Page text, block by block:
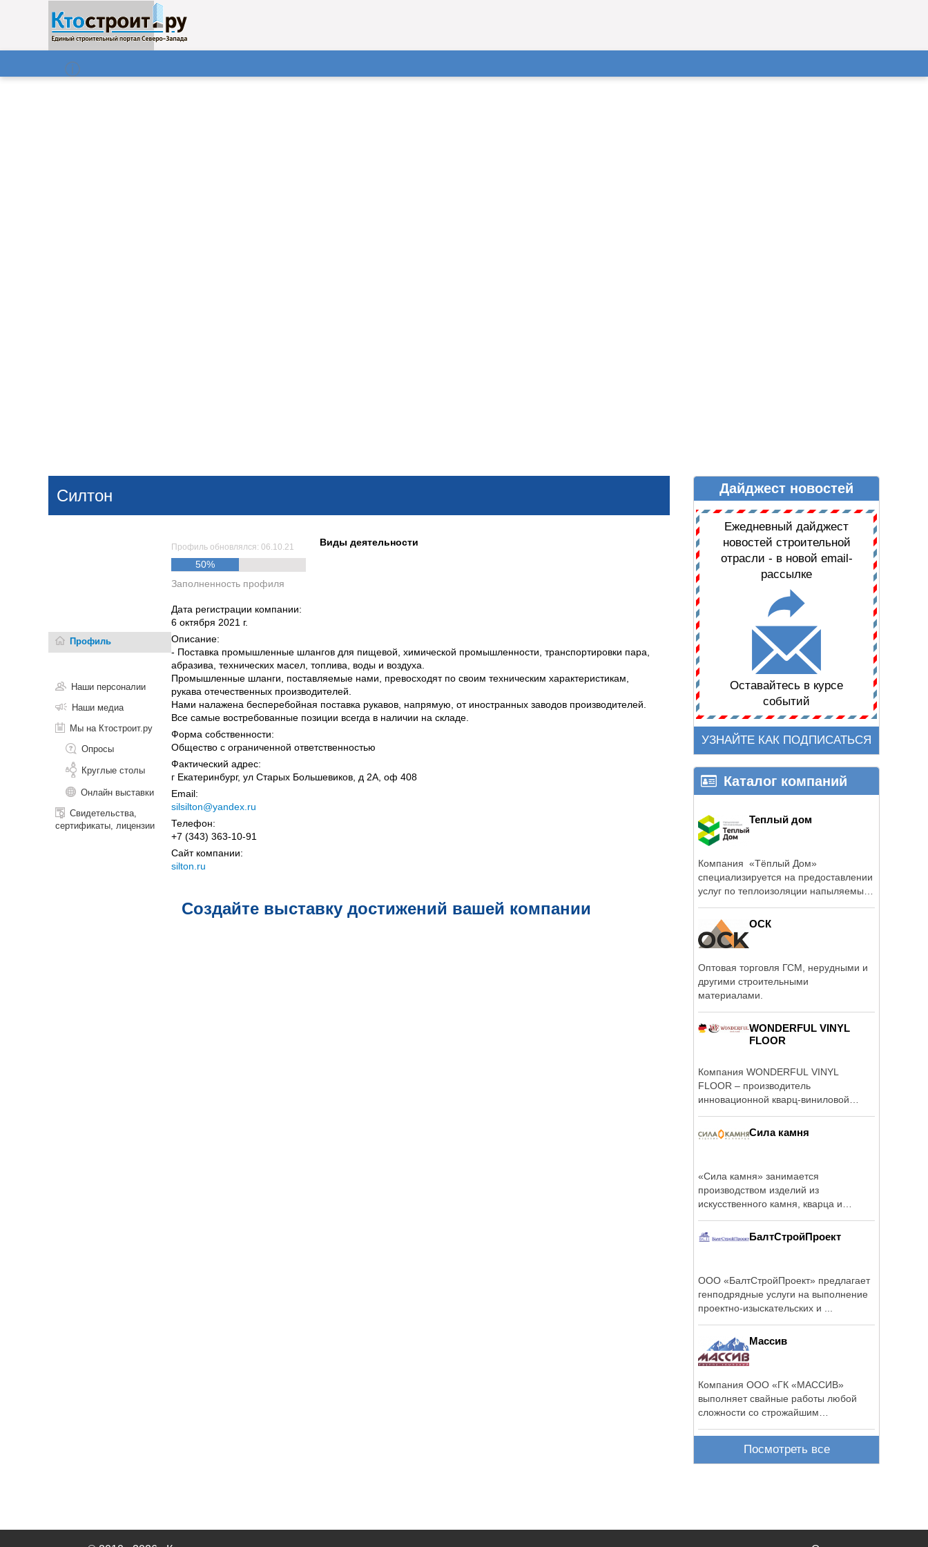
Поиск
ДАЙДЖЕСТ НОВОСТЕЙ
Силтон
Профиль
Наши персоналии
Наши медиа
Мы на Ктостроит.ру
Опросы
Круглые столы
Онлайн выставки
Свидетельства,
сертификаты, лицензии
Профиль обновлялся: 06.10.21
50%
Заполненность профиля
Виды деятельности
Дата регистрации компании:
6 октября 2021 г.
Описание:
- Поставка промышленные шлангов для пищевой, химической промышленности, транспортировки пара,
абразива, технических масел, топлива, воды и воздуха.
Промышленные шланги, поставляемые нами, превосходят по своим техническим характеристикам,
рукава отечественных производителей.
Нами налажена бесперебойная поставка рукавов, напрямую, от иностранных заводов производителей.
Все самые востребованные позиции всегда в наличии на складе.
Форма собственности:
Общество с ограниченной ответственностью
Фактический адрес:
г Екатеринбург, ул Старых Большевиков, д 2А, оф 408
Email:
silsilton@yandex.ru
Телефон:
+7 (343) 363-10-91
Сайт компании:
silton.ru
Создайте выставку достижений вашей компании
Дайджест новостей
Ежедневный дайджест
новостей строительной
отрасли - в новой email-
рассылке
Оставайтесь в курсе
событий
УЗНАЙТЕ КАК ПОДПИСАТЬСЯ
Каталог компаний
Теплый дом
Компания «Тёплый Дом»
специализируется на предоставлении
услуг по теплоизоляции напыляемым
ОСК
Оптовая торговля ГСМ, нерудными и
другими строительными
материалами.
WONDERFUL VINYL
FLOOR
Компания WONDERFUL VINYL
FLOOR – производитель
инновационной кварц-виниловой
Сила камня
«Сила камня» занимается
производством изделий из
искусственного камня, кварца и
БалтСтройПроект
ООО «БалтСтройПроект» предлагает
генподрядные услуги на выполнение
проектно-изыскательских и ...
Массив
Компания ООО «ГК «МАССИВ»
выполняет свайные работы любой
сложности со строжайшим
Посмотреть все